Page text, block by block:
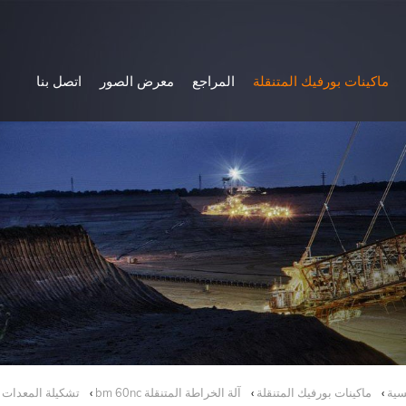
ماكينات بورفيك المتنقلة المراجع معرض الصور اتصل بنا
ماكينات بورفيك المتنقلة آلة الخراطة المتنقلة bm 60nc تشكيلة المعدات